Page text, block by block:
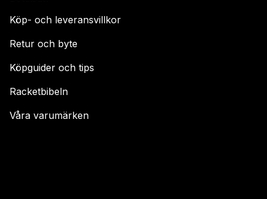
Köp- och leveransvillkor
Retur och byte
Köpguider och tips
Racketbibeln
Våra varumärken